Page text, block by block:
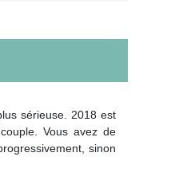
sérieuse. 2018 est
Vous avez de
sinon